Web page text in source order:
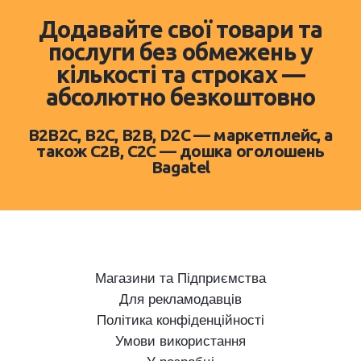
Додавайте свої товари та
послуги без обмежень у
кількості та строках —
абсолютно безкоштовно
B2B2C, B2C, B2B, D2C — маркетплейс, а
також C2B, C2C — дошка оголошень
Bagatel
Магазини та Підприємства
Для рекламодавців
Політика конфіденційності
Умови використання